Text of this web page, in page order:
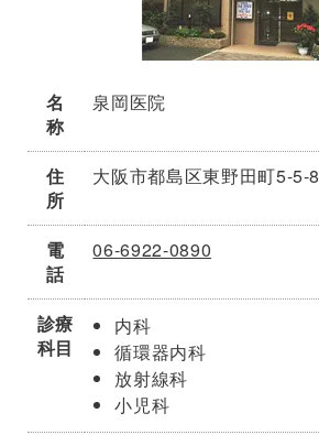
名
称
泉岡医院
住
所
大阪市都島区東野田町5-5-8
電
話
06-6922-0890
診療
科目
内科
循環器内科
放射線科
小児科